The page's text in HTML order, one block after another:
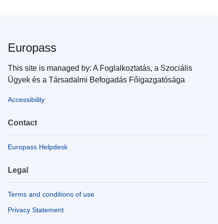
Europass
This site is managed by: A Foglalkoztatás, a Szociális
Ügyek és a Társadalmi Befogadás Főigazgatósága
Accessibility
Contact
Europass Helpdesk
Legal
Terms and conditions of use
Privacy Statement